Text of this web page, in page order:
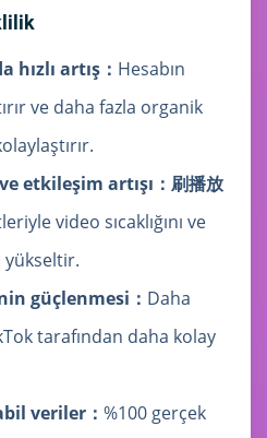
hızlı artış： Hesabın
ve daha fazla organik
etkileşim artışı： 刷播放
video sıcaklığını ve
yükseltir.
güçlenmesi： Daha
tarafından daha kolay
veriler： %100 gerçek